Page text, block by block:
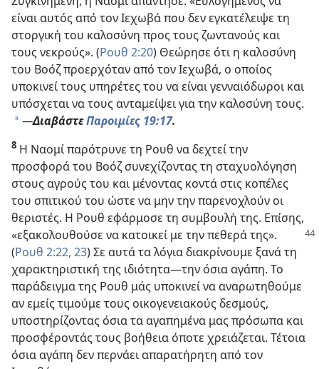
είναι αυτός από τον Ιεχωβά που δεν εγκατέλειψε τη
στοργική του καλοσύνη προς τους ζωντανούς και
τους νεκρούς». (Ρουθ 2:20) Θεώρησε ότι η καλοσύνη
του Βοόζ προερχόταν από τον Ιεχωβά, ο οποίος
υποκινεί τους υπηρέτες του να είναι γενναιόδωροι και
υπόσχεται να τους ανταμείψει για την καλοσύνη τους.
a—ΔιαβάστεΠαροιμίες 19:17.
8 Η Ναομί παρότρυνε τη Ρουθ να δεχτεί την
προσφορά του Βοόζ συνεχίζοντας τη σταχυολόγηση
στους αγρούς του και μένοντας κοντά στις κοπέλες
του σπιτικού του ώστε να μην την παρενοχλούν οι
θεριστές. Η Ρουθ εφάρμοσε τη συμβουλή της. Επίσης,
«εξακολουθούσε να κατοικεί με την πεθερά της».
(Ρουθ 2:22, 23) Σε αυτά τα λόγια διακρίνουμε ξανά τη
χαρακτηριστική της ιδιότητα​—την όσια αγάπη. Το
παράδειγμα της Ρουθ μάς υποκινεί να αναρωτηθούμε
αν εμείς τιμούμε τους οικογενειακούς δεσμούς,
υποστηρίζοντας όσια τα αγαπημένα μας πρόσωπα και
προσφέροντάς τους βοήθεια όποτε χρειάζεται. Τέτοια
όσια αγάπη δεν περνάει απαρατήρητη από τον